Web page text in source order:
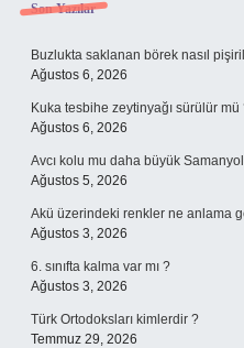
Sidebar
Son Yazılar
Buzlukta saklanan börek nasıl
Ağustos 6, 2026
Kuka tesbihe zeytinyağı sürülür mü
Ağustos 6, 2026
Avcı kolu mu daha büyük
Ağustos 5, 2026
Akü üzerindeki renkler ne anlama
Ağustos 3, 2026
6. sınıfta kalma var mı ?
Ağustos 3, 2026
Türk Ortodoksları kimlerdir ?
Temmuz 29, 2026